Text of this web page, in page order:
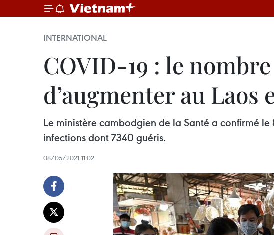
INTERNATIONAL
COVID-19 : le
d’augmenter au Laos
Le ministère cambodgien de la Santé a confirmé le
infections dont 7340 guéris.
08/05/2021 11:02